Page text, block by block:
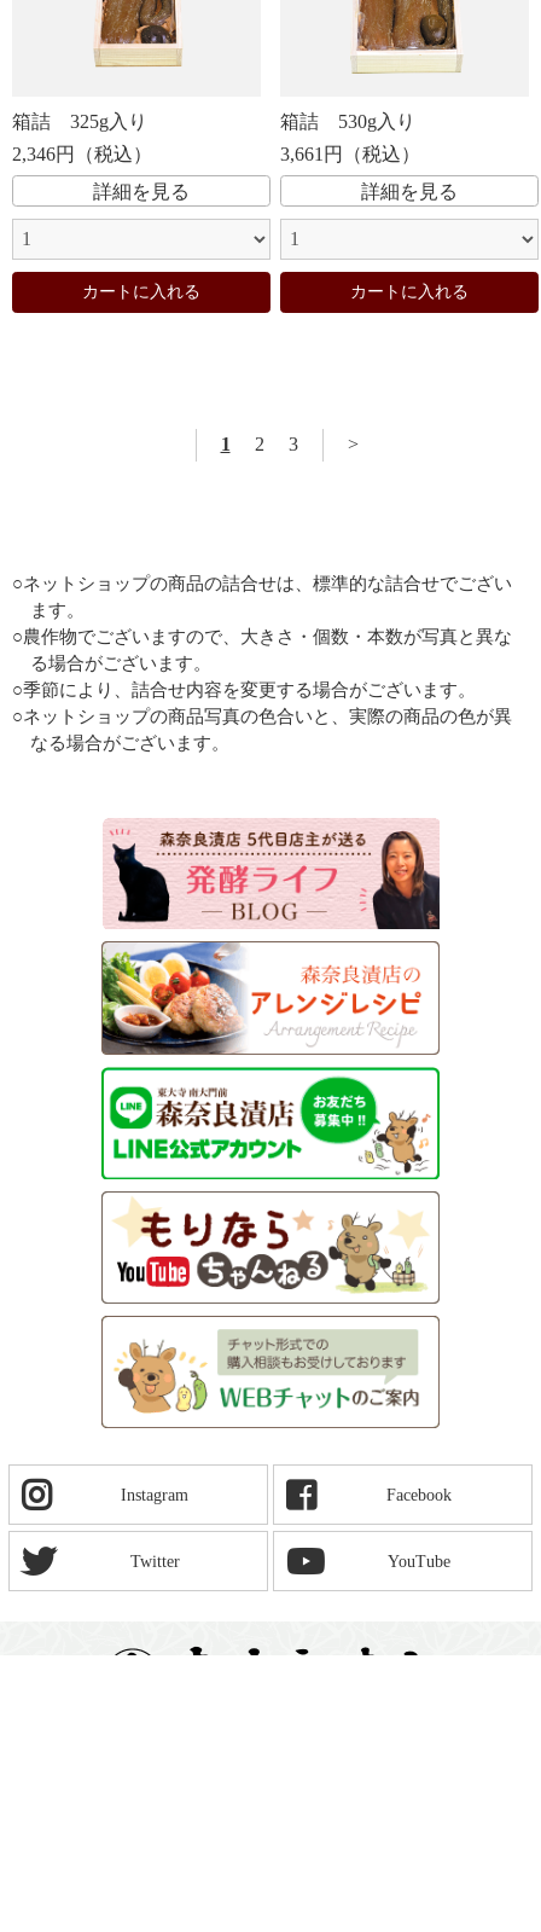
箱詰 325g入り
2,346円（税込）
詳細を見る
カートに入れる
箱詰 530g入り
3,661円（税込）
詳細を見る
カートに入れる
1 2 3 >
○ネットショップの商品の詰合せは、標準的な詰合せでござい
ます。
○農作物でございますので、大きさ・個数・本数が写真と異な
る場合がございます。
○季節により、詰合せ内容を変更する場合がございます。
○ネットショップの商品写真の色合いと、実際の商品の色が異
なる場合がございます。
Instagram Facebook
Twitter YouTube